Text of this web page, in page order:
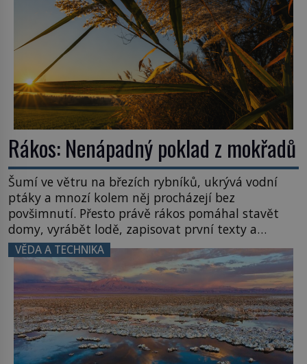
Rákos: Nenápadný poklad z mokřadů
Šumí ve větru na březích rybníků, ukrývá vodní
ptáky a mnozí kolem něj procházejí bez
povšimnutí. Přesto právě rákos pomáhal stavět
domy, vyrábět lodě, zapisovat první texty a
inspiroval řadu pověstí. Tato skromná, ale
užitečná rostlina provází člověka už tisíce let.
Většina lidí vnímá rákos jen jako obyčejnou kulisu
letního koupání. Stačí se však podívat […]
VĚDA A TECHNIKA